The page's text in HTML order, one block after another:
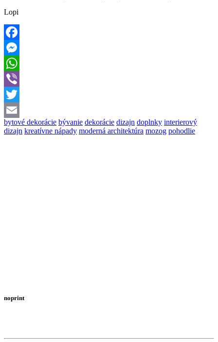
Lopi
Facebook
Messenger
WhatsApp
Viber
Twitter
Email
bytové dekorácie bývanie dekorácie dizajn doplnky interierový
dizajn kreatívne nápady moderná architektúra mozog pohodlie
noprint